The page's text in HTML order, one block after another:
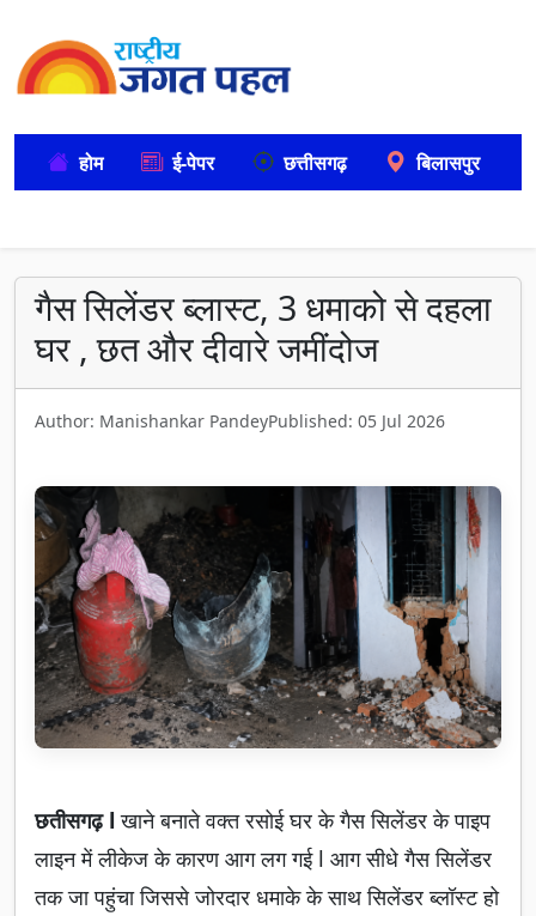
होम ई-पेपर छत्तीसगढ़ बिलासपुर
गैस सिलेंडर ब्लास्ट, 3 धमाको से दहला
घर , छत और दीवारे जमींदोज
Author: Manishankar PandeyPublished: 05 Jul 2026
छतीसगढ़ l खाने बनाते वक्त रसोई घर के गैस सिलेंडर के पाइप
लाइन में लीकेज के कारण आग लग गई l आग सीधे गैस सिलेंडर
तक जा पहुंचा जिससे जोरदार धमाके के साथ सिलेंडर ब्लॉस्ट हो